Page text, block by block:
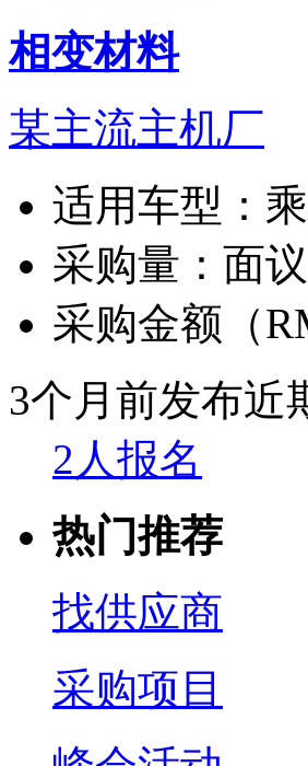
相变材料
某主流主机厂
适用车型：
采购量： 面议
采购金额（
3个月前发布近
2人报名
热门推荐
找供应商
采购项目